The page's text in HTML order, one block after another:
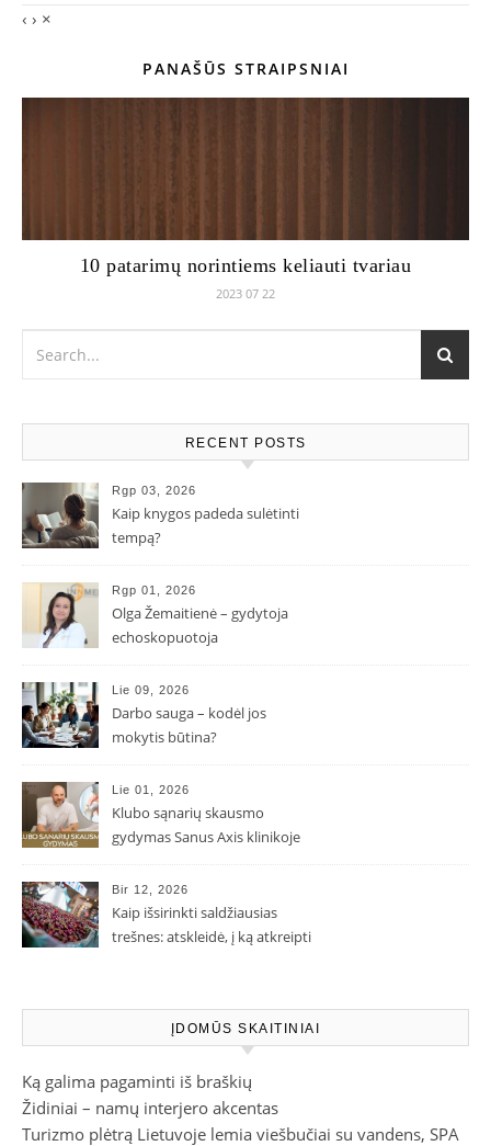
‹ › ×
PANAŠŪS STRAIPSNIAI
10 patarimų norintiems keliauti tvariau
2023 07 22
RECENT POSTS
Rgp 03, 2026
Kaip knygos padeda sulėtinti
tempą?
Rgp 01, 2026
Olga Žemaitienė – gydytoja
echoskopuotoja
Lie 09, 2026
Darbo sauga – kodėl jos
mokytis būtina?
Lie 01, 2026
Klubo sąnarių skausmo
gydymas Sanus Axis klinikoje
Bir 12, 2026
Kaip išsirinkti saldžiausias
trešnes: atskleidė, į ką atkreipti
ĮDOMŪS SKAITINIAI
Ką galima pagaminti iš braškių
Židiniai – namų interjero akcentas
Turizmo plėtrą Lietuvoje lemia viešbučiai su vandens, SPA